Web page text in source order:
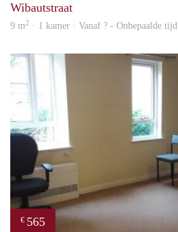
Wibautstraat
9 m2 · 1 kamer · Vanaf ? - Onbepaalde tijd
€ 565